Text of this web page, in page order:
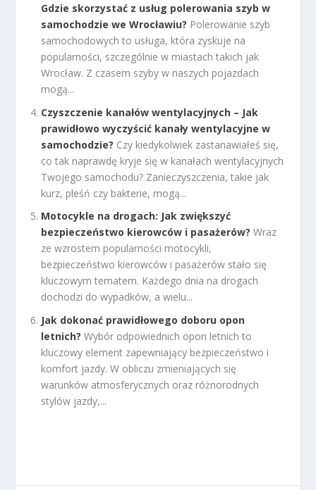
Gdzie skorzystać z usług polerowania szyb w
samochodzie we Wrocławiu? Polerowanie szyb
samochodowych to usługa, która zyskuje na
popularności, szczególnie w miastach takich jak
Wrocław. Z czasem szyby w naszych pojazdach
mogą...
Czyszczenie kanałów wentylacyjnych – Jak
prawidłowo wyczyścić kanały wentylacyjne w
samochodzie? Czy kiedykolwiek zastanawiałeś się,
co tak naprawdę kryje się w kanałach wentylacyjnych
Twojego samochodu? Zanieczyszczenia, takie jak
kurz, pleśń czy bakterie, mogą...
Motocykle na drogach: Jak zwiększyć
bezpieczeństwo kierowców i pasażerów? Wraz
ze wzrostem popularności motocykli,
bezpieczeństwo kierowców i pasażerów stało się
kluczowym tematem. Każdego dnia na drogach
dochodzi do wypadków, a wielu...
Jak dokonać prawidłowego doboru opon
letnich? Wybór odpowiednich opon letnich to
kluczowy element zapewniający bezpieczeństwo i
komfort jazdy. W obliczu zmieniających się
warunków atmosferycznych oraz różnorodnych
stylów jazdy,...